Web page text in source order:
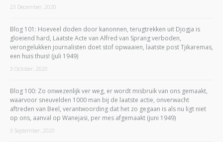
23 December, 2020
Blog 101: Hoeveel doden door kanonnen, terugtrekken uit Djogja is
gloeiend hard, Laatste Acte van Alfred van Sprang verboden,
verongelukken journalisten doet stof opwaaien, laatste post Tjikaremas,
een huis thuis! (juli 1949)
3 October, 2020
Blog 100: Zo onwezenlijk ver weg, er wordt misbruik van ons gemaakt,
waarvoor sneuvelden 1000 man bij de laatste actie, onverwacht
aftreden van Beel, verantwoording dat het zo gegaan is als nu ligt niet
op ons, aanval op Wanejasi, per mes afgemaakt (juni 1949)
3 September, 2020